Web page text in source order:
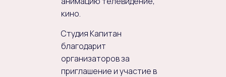
кино.
Студия Капитан
благодарит
организаторов за
приглашение и участие в